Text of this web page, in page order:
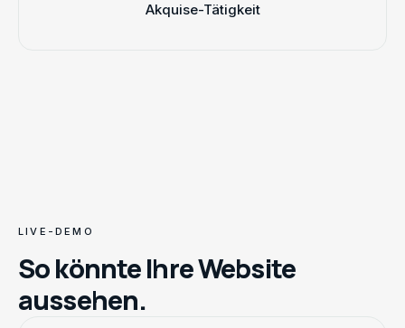
Akquise-Tätigkeit
LIVE-DEMO
So könnte Ihre Website
aussehen.